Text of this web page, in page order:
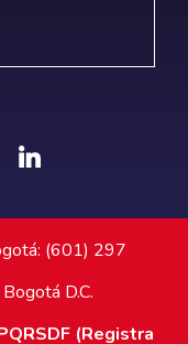
(601) 297
D.C.
(Registra